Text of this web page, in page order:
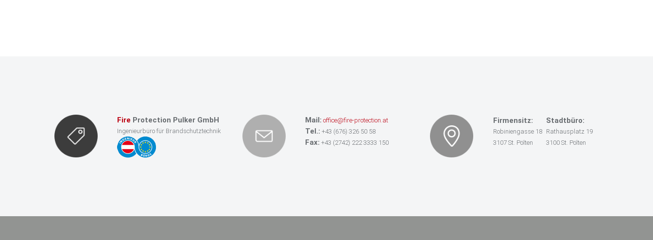
Fire Protection Pulker GmbH
Ingenieurbüro für Brandschutztechnik
Mail: office@fire-protection.at
Tel.: +43 (676) 326 50 58
Fax: +43 (2742) 222 3333 150
Firmensitz:
Robiniengasse 18
3107 St. Pölten
Stadtbüro:
Rathausplatz 19
3100 St. Pölten